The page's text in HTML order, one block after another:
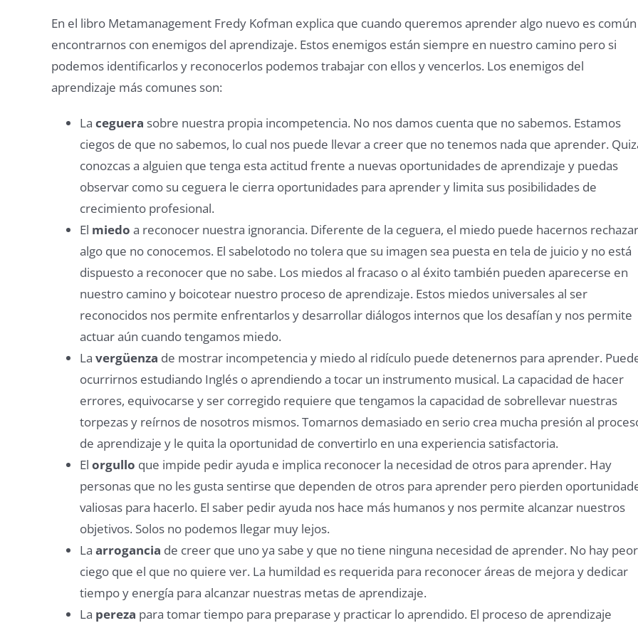
En el libro Metamanagement Fredy Kofman explica que cuando queremos aprender algo nuevo es común
encontrarnos con enemigos del aprendizaje. Estos enemigos están siempre en nuestro camino pero si
podemos identificarlos y reconocerlos podemos trabajar con ellos y vencerlos. Los enemigos del
aprendizaje más comunes son:
La ceguera sobre nuestra propia incompetencia. No nos damos cuenta que no sabemos. Estamos
ciegos de que no sabemos, lo cual nos puede llevar a creer que no tenemos nada que aprender.
conozcas a alguien que tenga esta actitud frente a nuevas oportunidades de aprendizaje y puedas
observar como su ceguera le cierra oportunidades para aprender y limita sus posibilidades de
crecimiento profesional.
El miedo a reconocer nuestra ignorancia. Diferente de la ceguera, el miedo puede hacernos rechazar
algo que no conocemos. El sabelotodo no tolera que su imagen sea puesta en tela de juicio y no está
dispuesto a reconocer que no sabe. Los miedos al fracaso o al éxito también pueden aparecerse en
nuestro camino y boicotear nuestro proceso de aprendizaje. Estos miedos universales al ser
reconocidos nos permite enfrentarlos y desarrollar diálogos internos que los desafían y nos permite
actuar aún cuando tengamos miedo.
La vergüenza de mostrar incompetencia y miedo al ridículo puede detenernos para aprender.
ocurrirnos estudiando Inglés o aprendiendo a tocar un instrumento musical. La capacidad de hacer
errores, equivocarse y ser corregido requiere que tengamos la capacidad de sobrellevar nuestras
torpezas y reírnos de nosotros mismos. Tomarnos demasiado en serio crea mucha presión al
de aprendizaje y le quita la oportunidad de convertirlo en una experiencia satisfactoria.
El orgullo que impide pedir ayuda e implica reconocer la necesidad de otros para aprender. Hay
personas que no les gusta sentirse que dependen de otros para aprender pero pierden
valiosas para hacerlo. El saber pedir ayuda nos hace más humanos y nos permite alcanzar nuestros
objetivos. Solos no podemos llegar muy lejos.
La arrogancia de creer que uno ya sabe y que no tiene ninguna necesidad de aprender. No hay peor
ciego que el que no quiere ver. La humildad es requerida para reconocer áreas de mejora y dedicar
tiempo y energía para alcanzar nuestras metas de aprendizaje.
La pereza para tomar tiempo para preparase y practicar lo aprendido. El proceso de aprendizaje